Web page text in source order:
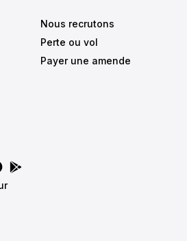
Nous recrutons
Perte ou vol
Payer une amende